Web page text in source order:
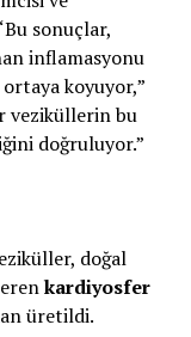
sonuçlar,
inflamasyonu
koyuyor,”
veziküllerin bu
doğruluyor.”
doğal
kardiyosfer
üretildi.